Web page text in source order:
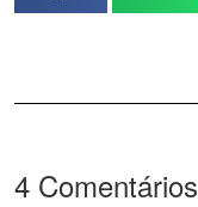
4 Comentários